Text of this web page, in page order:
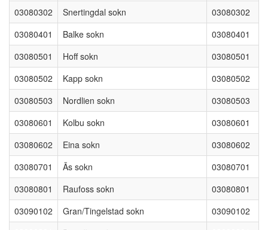
03080302
Snertingdal sokn
03080302
03080401
Balke sokn
03080401
03080501
Hoff sokn
03080501
03080502
Kapp sokn
03080502
03080503
Nordlien sokn
03080503
03080601
Kolbu sokn
03080601
03080602
Eina sokn
03080602
03080701
Ãs sokn
03080701
03080801
Raufoss sokn
03080801
03090102
Gran/Tingelstad sokn
03090102